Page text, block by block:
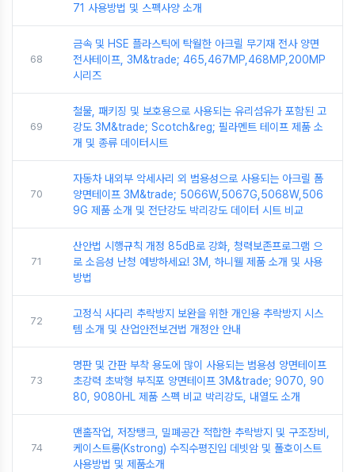
71 사용방법 및 스펙사양 소개
68
금속 및 HSE 플라스틱에 탁월한 아크릴 무기재 전사 양면
전사테이프, 3M&trade; 465,467MP,468MP,200MP
시리즈
69
철물, 패키징 및 보호용으로 사용되는 유리섬유가 포함된 고
강도 3M&trade; Scotch&reg; 필라멘트 테이프 제품 소
개 및 종류 데이터시트
70
자동차 내외부 악세사리 외 범용성으로 사용되는 아크릴 폼
양면테이프 3M&trade; 5066W,5067G,5068W,506
9G 제품 소개 및 전단강도 박리강도 데이터 시트 비교
71
산안법 시행규칙 개정 85dB로 강화, 청력보존프로그램 으
로 소음성 난청 예방하세요! 3M, 하니웰 제품 소개 및 사용
방법
72
고정식 사다리 추락방지 보완을 위한 개인용 추락방지 시스
템 소개 및 산업안전보건법 개정안 안내
73
명판 및 간판 부착 용도에 많이 사용되는 범용성 양면테이프
초강력 초박형 부직포 양면테이프 3M&trade; 9070, 90
80, 9080HL 제품 스펙 비교 박리강도, 내열도 소개
74
맨홀작업, 저장탱크, 밀폐공간 적합한 추락방지 및 구조장비,
케이스트롱(Kstrong) 수직수평진입 데빗암 및 폴호이스트
사용방법 및 제품소개